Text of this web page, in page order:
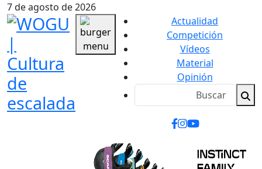
7 de agosto de 2026
Actualidad
Competición
Vídeos
Material
Opinión